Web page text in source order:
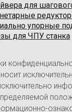
для
упорные
для ЧПУ станка